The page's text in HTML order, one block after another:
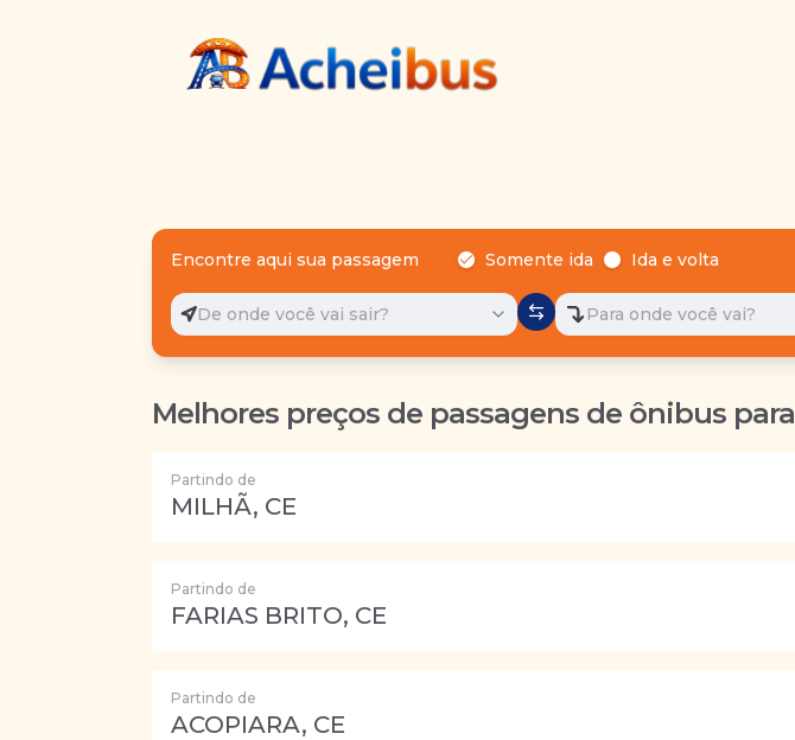
Encontre aqui sua passagem Somente ida Ida e volta
De onde você vai sair? Para onde você vai?
Melhores preços de passagens de ônibus para
Partindo de
MILHÃ, CE
Partindo de
FARIAS BRITO, CE
Partindo de
ACOPIARA, CE